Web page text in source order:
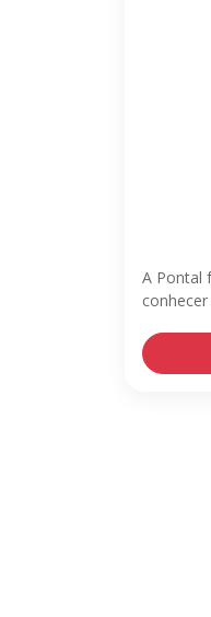
A Pontal